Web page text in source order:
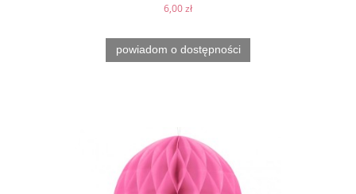
6,00 zł
powiadom o dostępności